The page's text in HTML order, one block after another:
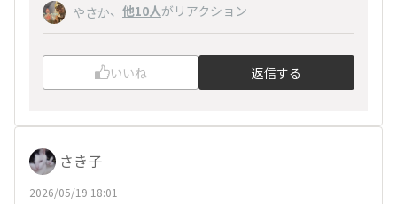
やさか、 他10人がリアクション
いいね 返信する
さき子
2026/05/19 18:01